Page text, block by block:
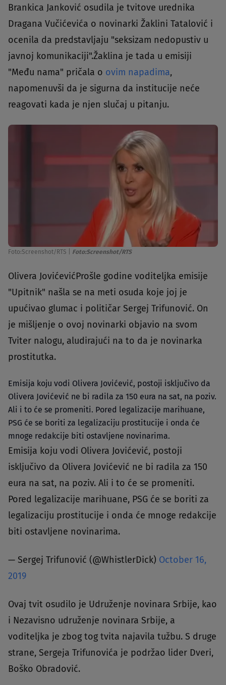
Brankica Janković osudila je tvitove urednika
Dragana Vučićevića o novinarki Žaklini Tatalović i
ocenila da predstavljaju "seksizam nedopustiv u
javnoj komunikaciji".Žaklina je tada u emisiji
"Među nama" pričala o ovim napadima,
napomenuvši da je sigurna da institucije neće
reagovati kada je njen slučaj u pitanju.
Foto:Screenshot/RTS Foto:Screenshot/RTS
Olivera JovićevićProšle godine voditeljka emisije
"Upitnik" našla se na meti osuda koje joj je
upućivao glumac i političar Sergej Trifunović. On
je mišljenje o ovoj novinarki objavio na svom
Tviter nalogu, aludirajući na to da je novinarka
prostitutka.
Emisija koju vodi Olivera Jovićević, postoji isključivo da
Olivera Jovićević ne bi radila za 150 eura na sat, na poziv.
Ali i to će se promeniti. Pored legalizacije marihuane,
PSG će se boriti za legalizaciju prostitucije i onda će
mnoge redakcije biti ostavljene novinarima.
Emisija koju vodi Olivera Jovićević, postoji
isključivo da Olivera Jovićević ne bi radila za 150
eura na sat, na poziv. Ali i to će se promeniti.
Pored legalizacije marihuane, PSG će se boriti za
legalizaciju prostitucije i onda će mnoge redakcije
biti ostavljene novinarima.
— Sergej Trifunović (@WhistlerDick) October 16,
2019
Ovaj tvit osudilo je Udruženje novinara Srbije, kao
i Nezavisno udruženje novinara Srbije, a
voditeljka je zbog tog tvita najavila tužbu. S druge
strane, Sergeja Trifunovića je podržao lider Dveri,
Boško Obradović.